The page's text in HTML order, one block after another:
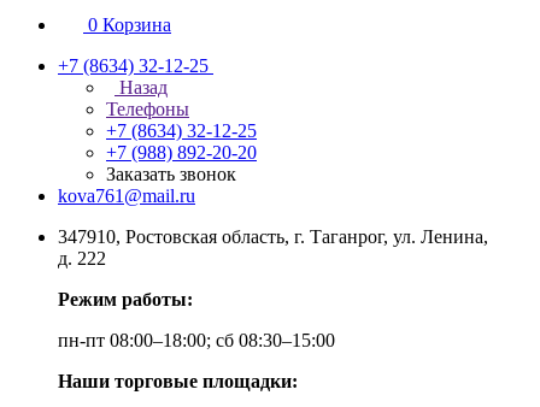
0 Корзина
+7 (8634) 32-12-25
Назад
Телефоны
+7 (8634) 32-12-25
+7 (988) 892-20-20
Заказать звонок
kova761@mail.ru
347910, Ростовская область, г. Таганрог, ул. Ленина,
д. 222
Режим работы:
пн-пт 08:00–18:00; сб 08:30–15:00
Наши торговые площадки: